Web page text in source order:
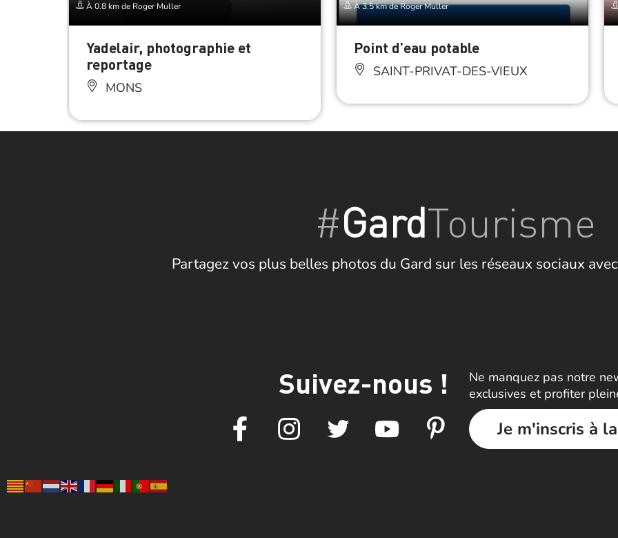
À 0.8 km de Roger Muller
Yadelair, photographie et
reportage
MONS
À 3.5 km de Roger Muller
Point d’eau potable
SAINT-PRIVAT-DES-VIEUX
#GardTourisme
Partagez vos plus belles photos du Gard sur les réseaux sociaux
Suivez-nous !
Ne manquez pas notre
exclusives et profiter
Je m'inscris à